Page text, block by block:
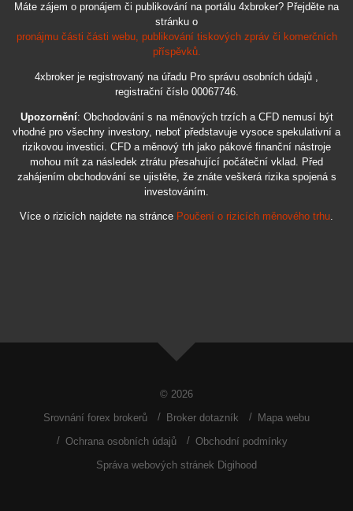
Máte zájem o pronájem či publikování na portálu 4xbroker? Přejděte na
stránku o
pronájmu části části webu, publikování tiskových zpráv či komerčních
příspěvků.
4xbroker je registrovaný na úřadu Pro správu osobních údajů ,
registrační číslo 00067746.
Upozornění: Obchodování s na měnových trzích a CFD nemusí být
vhodné pro všechny investory, neboť představuje vysoce spekulativní a
rizikovou investici. CFD a měnový trh jako pákové finanční nástroje
mohou mít za následek ztrátu přesahující počáteční vklad. Před
zahájením obchodování se ujistěte, že znáte veškerá rizika spojená s
investováním.
Více o rizicích najdete na stránce Poučení o rizicích měnového trhu.
© 2026
Srovnání forex brokerů
Broker dotazník
Mapa webu
Ochrana osobních údajů
Obchodní podmínky
Správa webových stránek Digihood